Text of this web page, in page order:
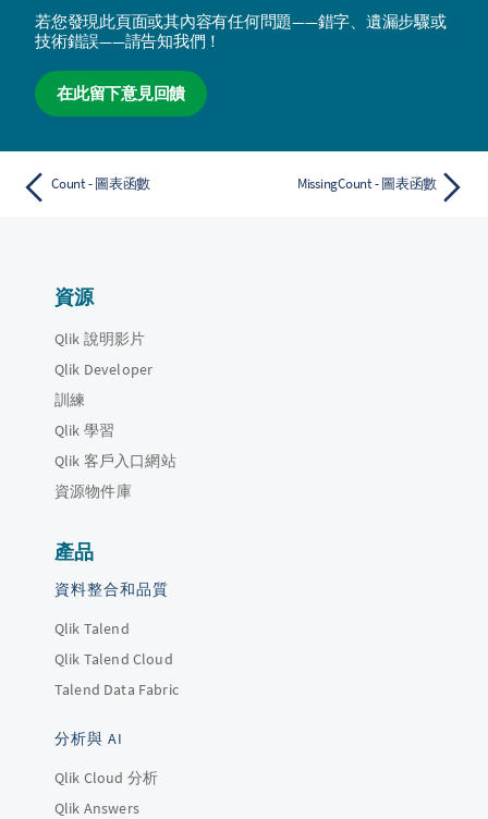
若您發現此頁面或其內容有任何問題——錯字、遺漏步驟或
技術錯誤——請告知我們！
在此留下意見回饋
Count - 圖表函數 MissingCount - 圖表函數
資源
Qlik 說明影片
Qlik Developer
訓練
Qlik 學習
Qlik 客戶入口網站
資源物件庫
產品
資料整合和品質
Qlik Talend
Qlik Talend Cloud
Talend Data Fabric
分析與 AI
Qlik Cloud 分析
Qlik Answers